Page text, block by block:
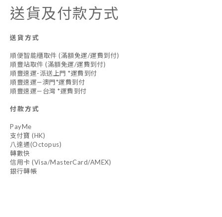
送貨及付款方式
送貨方式
順便智能櫃取件 (滿額免運/運費到付)
順豐站取件 (滿額免運/運費到付)
順豐速運-派送上門 *運費到付
順豐速運—澳門*運費到付
順豐速運—台灣 *運費到付
付款方式
PayMe
支付寶 (HK)
八達通(Octopus)
轉數快
信用卡 (Visa/MasterCard/AMEX)
銀行轉帳